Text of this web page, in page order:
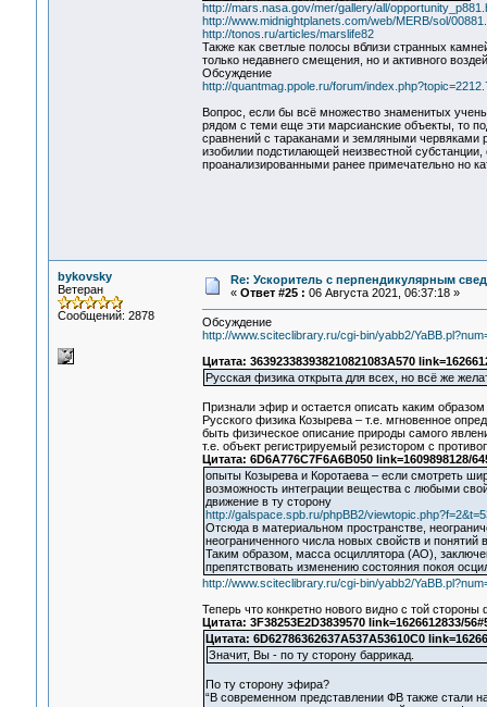
http://mars.nasa.gov/mer/gallery/all/
http://www.midnightplanets.com/web/MERB/sol/
http://tonos.ru/articles/marslife82
Также как светлые полосы вблизи странных
только недавнего смещения, но и активного
Обсуждение
http://quantmag.ppole.ru/forum/
Вопрос, если бы всё множество знаменитых
рядом с теми еще эти марсианские объекты, то
сравнений с тараканами и земляными червяками
изобилии подстилающей неизвестной
проанализированными ранее примечательно но
bykovsky
Ветеран
Сообщений: 2878
Re: Ускоритель с перпендикулярным
« Ответ #25 : 06 Августа 2021, 06:37:18 »
Обсуждение
http://www.sciteclibrary.ru/cgi-bin/yabb2/
Цитата: 363923383938210821083A570
Русская физика открыта для всех, но всё же
Признали эфир и остается описать каким
Русского физика Козырева – т.е. мгновенное
быть физическое описание природы самого
т.е. объект регистрируемый резистором с
Цитата: 6D6A776C7F6A6B050 link=1609898128/
опыты Козырева и Коротаева – если смотреть
возможность интеграции вещества с любыми
движение в ту сторону
http://galspace.spb.ru/phpBB2/
Отсюда в материальном пространстве,
неограниченного числа новых свойств и
Таким образом, масса осциллятора (АО),
препятствовать изменению состояния покоя
http://www.sciteclibrary.ru/cgi-bin/yabb2/
Теперь что конкретно нового видно с той стороны
Цитата: 3F38253E2D3839570 link=1626612833/
Цитата: 6D62786362637A537A53610C0
Значит, Вы - по ту сторону баррикад.
По ту сторону эфира?
“В современном представлении ФВ также стали